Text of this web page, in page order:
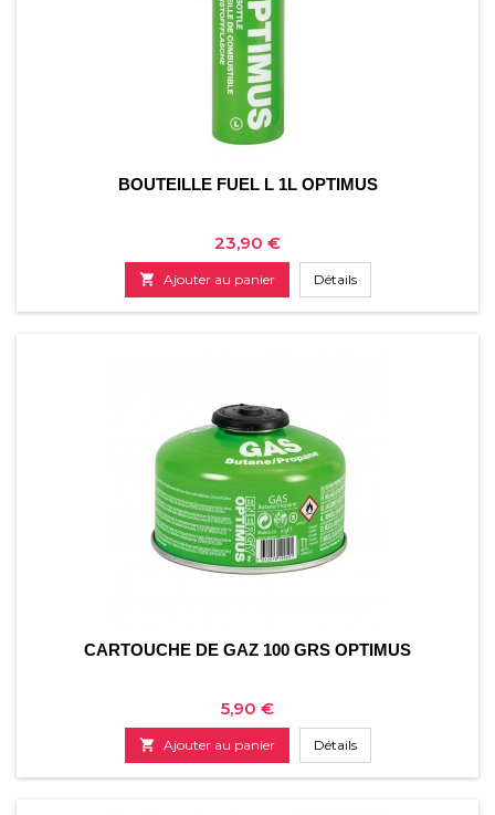
BOUTEILLE FUEL L 1L OPTIMUS
Prix
23,90 €
 Ajouter au panier Détails
CARTOUCHE DE GAZ 100 GRS OPTIMUS
Prix
5,90 €
 Ajouter au panier Détails